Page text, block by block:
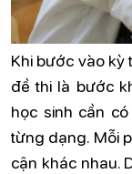
Khi bước vào kỳ
đề thi là bước
học sinh cần
từng dạng. Mỗi
cận khác nhau.